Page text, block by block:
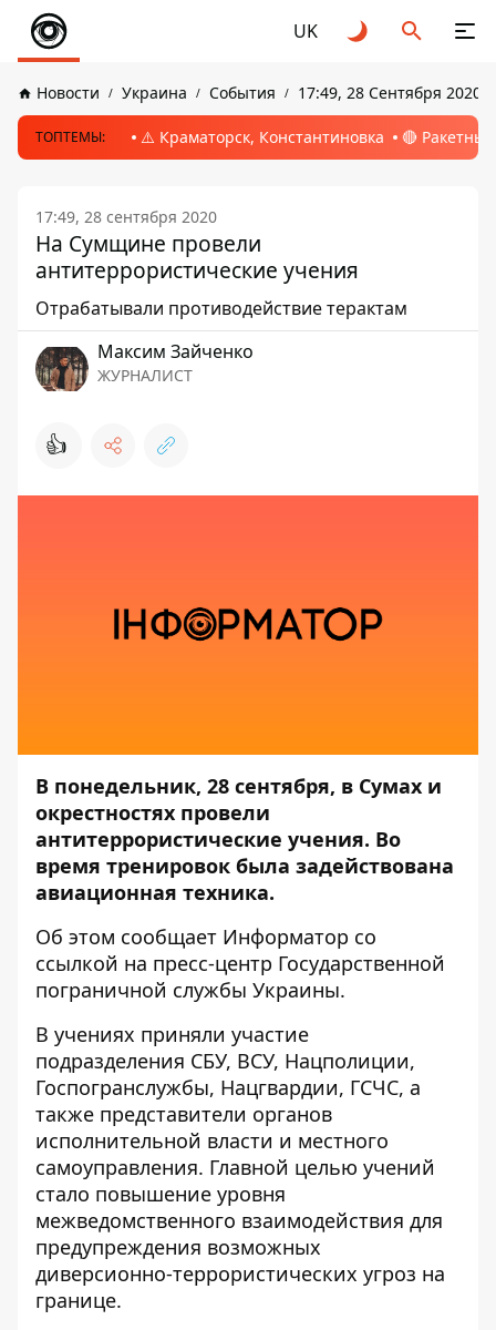
UK
Новости Украина События 17:49, 28 Сентября 2020
ТОПТЕМЫ: ⚠️ Краматорск, Константиновка 🔴
17:49, 28 сентября 2020
На Сумщине провели
антитеррористические учения
Отрабатывали противодействие терактам
Максим Зайченко
ЖУРНАЛИСТ
👍
В понедельник, 28 сентября, в Сумах и
окрестностях провели
антитеррористические учения. Во
время тренировок была задействована
авиационная техника.
Об этом сообщает Информатор со
ссылкой на пресс-центр Государственной
пограничной службы Украины.
В учениях приняли участие
подразделения СБУ, ВСУ, Нацполиции,
Госпогранслужбы, Нацгвардии, ГСЧС, а
также представители органов
исполнительной власти и местного
самоуправления. Главной целью учений
стало повышение уровня
межведомственного взаимодействия для
предупреждения возможных
диверсионно-террористических угроз на
границе.